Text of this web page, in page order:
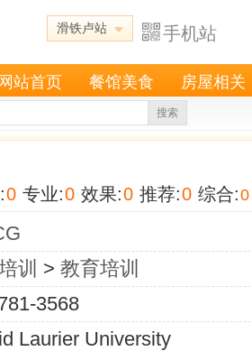
滑铁卢站 手机站
网站首页 餐馆美食 房屋相关
搜索
0 专业:0 效果:0 推荐:0 综合:0
训 > 教育培训
3568
Laurier University